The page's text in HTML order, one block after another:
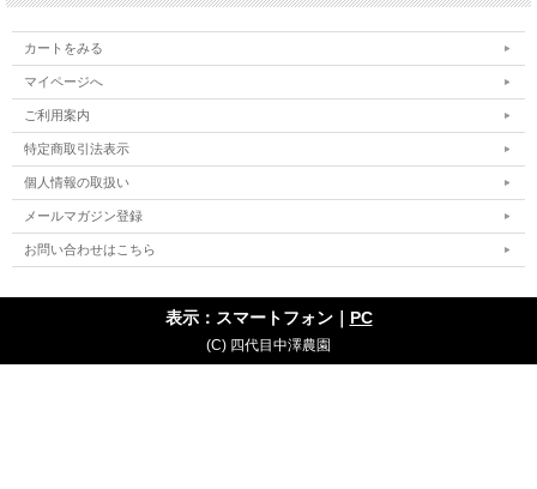
カートをみる
マイページへ
ご利用案内
特定商取引法表示
個人情報の取扱い
メールマガジン登録
お問い合わせはこちら
表示：スマートフォン｜ PC
(C) 四代目中澤農園